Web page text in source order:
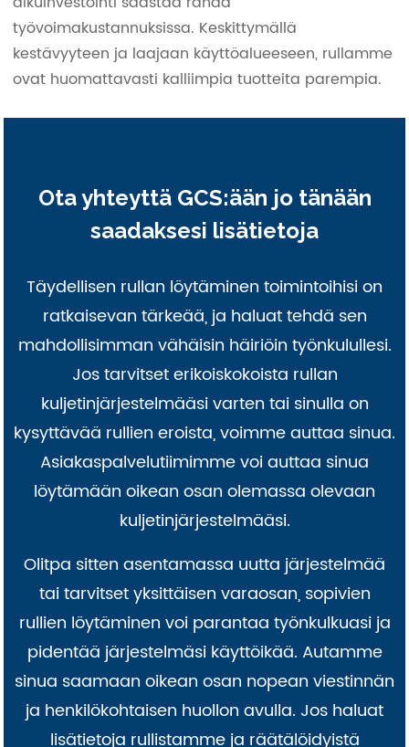
työvoimakustannuksissa. Keskittymällä
kestävyyteen ja laajaan käyttöalueeseen, rullamme
ovat huomattavasti kalliimpia tuotteita parempia.
Ota yhteyttä GCS:ään jo tänään
saadaksesi lisätietoja
Täydellisen rullan löytäminen toimintoihisi on
ratkaisevan tärkeää, ja haluat tehdä sen
mahdollisimman vähäisin häiriöin työnkulullesi.
Jos tarvitset erikoiskokoista rullan
kuljetinjärjestelmääsi varten tai sinulla on
kysyttävää rullien eroista, voimme auttaa sinua.
Asiakaspalvelutiimimme voi auttaa sinua
löytämään oikean osan olemassa olevaan
kuljetinjärjestelmääsi.
Olitpa sitten asentamassa uutta järjestelmää
tai tarvitset yksittäisen varaosan, sopivien
rullien löytäminen voi parantaa työnkulkuasi ja
pidentää järjestelmäsi käyttöikää. Autamme
sinua saamaan oikean osan nopean viestinnän
ja henkilökohtaisen huollon avulla. Jos haluat
lisätietoja rullistamme ja räätälöidyistä